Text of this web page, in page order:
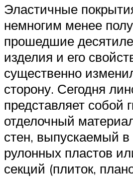
Эластичные
немногим менее
прошедшие
изделия и его
существенно
сторону. Сегодня
представляет собой
отделочный
стен, выпускаемый
рулонных пластов
секций (плиток,